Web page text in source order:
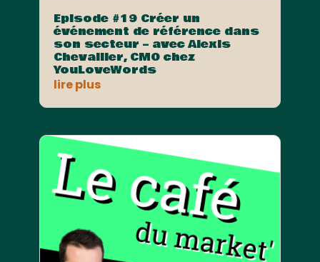
Episode #19 Créer un
événement de référence dans
son secteur – avec Alexis
Chevallier, CMO chez
YouLoveWords
lire plus